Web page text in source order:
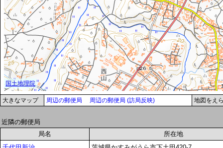
大きなマップ 周辺の郵便局 周辺の郵便局 (訪局反映) 地図をえ
近隣の郵便局
局名
所在地